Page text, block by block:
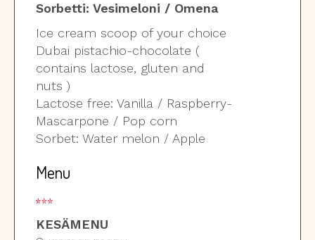
Sorbetti: Vesimeloni / Omena
Ice cream scoop of your choice
Dubai pistachio-chocolate (
contains lactose, gluten and
nuts )
Lactose free: Vanilla / Raspberry-
Mascarpone / Pop corn
Sorbet: Water melon / Apple
Menu
KESÄMENU